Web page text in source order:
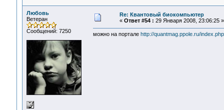
Любовь
Ветеран
Сообщений: 7250
Re: Квантовый биокомпьютер
« Ответ #54 : 29 Января 2008, 23:06:25 »
можно на портале http://quantmag.ppole.ru/index.php